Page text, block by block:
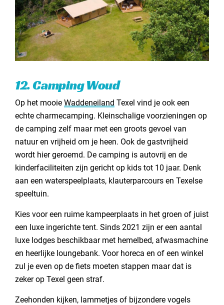
12. Camping Woud
Op het mooie Waddeneiland Texel vind je ook een
echte charmecamping. Kleinschalige voorzieningen op
de camping zelf maar met een groots gevoel van
natuur en vrijheid om je heen. Ook de gastvrijheid
wordt hier geroemd. De camping is autovrij en de
kinderfaciliteiten zijn gericht op kids tot 10 jaar. Denk
aan een waterspeelplaats, klauterparcours en Texelse
speeltuin.
Kies voor een ruime kampeerplaats in het groen of juist
een luxe ingerichte tent. Sinds 2021 zijn er een aantal
luxe lodges beschikbaar met hemelbed, afwasmachine
en heerlijke loungebank. Voor horeca en of een winkel
zul je even op de fiets moeten stappen maar dat is
zeker op Texel geen straf.
Zeehonden kijken, lammetjes of bijzondere vogels